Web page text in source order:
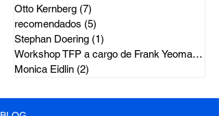
Otto Kernberg (7)
recomendados (5)
Stephan Doering (1)
Workshop TFP a cargo de Frank Yeoma
(2)
Monica Eidlin (2)